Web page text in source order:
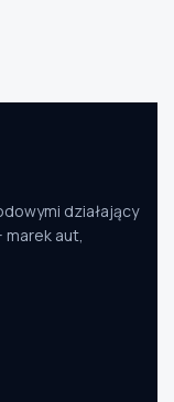
działający
marek aut,